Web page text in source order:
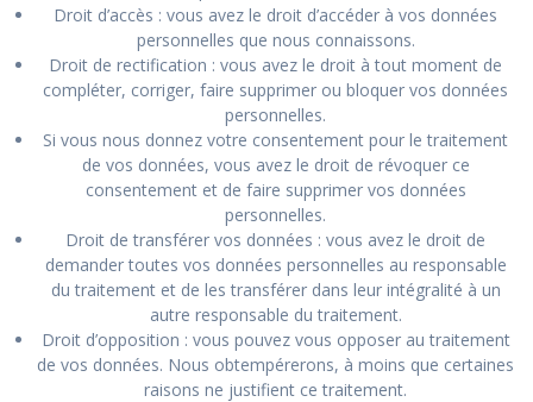
Droit d’accès : vous avez le droit d’accéder à vos données
personnelles que nous connaissons.
Droit de rectification : vous avez le droit à tout moment de
compléter, corriger, faire supprimer ou bloquer vos données
personnelles.
Si vous nous donnez votre consentement pour le traitement
de vos données, vous avez le droit de révoquer ce
consentement et de faire supprimer vos données
personnelles.
Droit de transférer vos données : vous avez le droit de
demander toutes vos données personnelles au responsable
du traitement et de les transférer dans leur intégralité à un
autre responsable du traitement.
Droit d’opposition : vous pouvez vous opposer au traitement
de vos données. Nous obtempérerons, à moins que certaines
raisons ne justifient ce traitement.